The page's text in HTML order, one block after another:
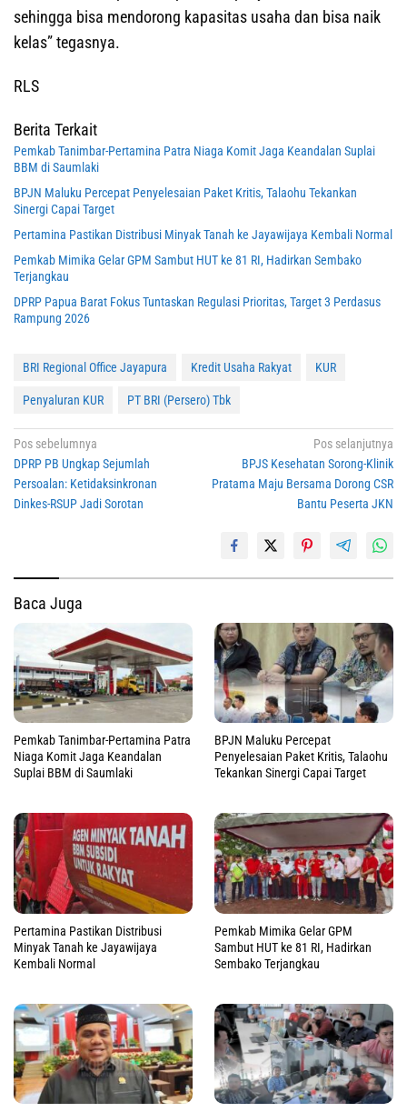
sehingga bisa mendorong kapasitas usaha dan bisa naik
kelas” tegasnya.
RLS
Berita Terkait
Pemkab Tanimbar-Pertamina Patra Niaga Komit Jaga Keandalan Suplai
BBM di Saumlaki
BPJN Maluku Percepat Penyelesaian Paket Kritis, Talaohu Tekankan
Sinergi Capai Target
Pertamina Pastikan Distribusi Minyak Tanah ke Jayawijaya Kembali Normal
Pemkab Mimika Gelar GPM Sambut HUT ke 81 RI, Hadirkan Sembako
Terjangkau
DPRP Papua Barat Fokus Tuntaskan Regulasi Prioritas, Target 3 Perdasus
Rampung 2026
BRI Regional Office Jayapura Kredit Usaha Rakyat KUR
Penyaluran KUR PT BRI (Persero) Tbk
Navigasi
pos
Pos sebelumnya
DPRP PB Ungkap Sejumlah
Persoalan: Ketidaksinkronan
Dinkes-RSUP Jadi Sorotan
Pos selanjutnya
BPJS Kesehatan Sorong-Klinik
Pratama Maju Bersama Dorong CSR
Bantu Peserta JKN
Baca Juga
Pemkab Tanimbar-Pertamina Patra
Niaga Komit Jaga Keandalan
Suplai BBM di Saumlaki
BPJN Maluku Percepat
Penyelesaian Paket Kritis, Talaohu
Tekankan Sinergi Capai Target
Pertamina Pastikan Distribusi
Minyak Tanah ke Jayawijaya
Kembali Normal
Pemkab Mimika Gelar GPM
Sambut HUT ke 81 RI, Hadirkan
Sembako Terjangkau